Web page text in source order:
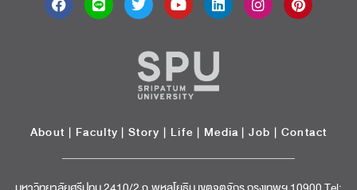
About | Faculty | Story | Life | Media |Job | Contact